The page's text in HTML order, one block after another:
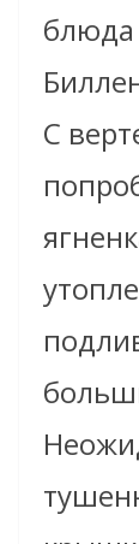
блюда
С